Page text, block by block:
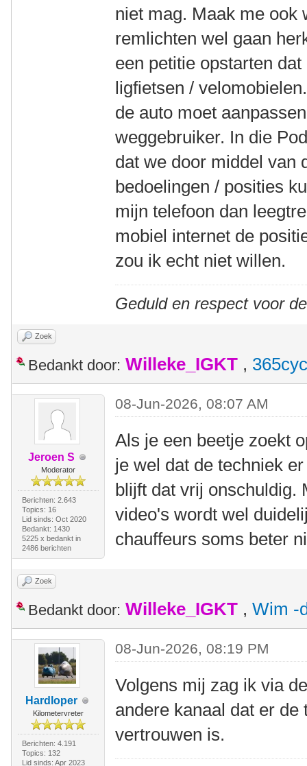
niet mag. Maak me ook
remlichten wel gaan
een petitie opstarten
ligfietsen /
de auto moet
weggebruiker. In die
dat we door middel van
bedoelingen / posities
mijn telefoon dan
mobiel internet de
zou ik echt niet willen.
Geduld en respect voor
Zoek
Bedankt door: Willeke_IGKT ,
Jeroen S
Moderator
Berichten: 2.643
Topics: 16
Lid sinds: Oct 2020
Bedankt: 1430
5225 x bedankt in
2486 berichten
08-Jun-2026, 08:07 AM
Als je een beetje zoekt
je wel dat de techniek
blijft dat vrij onschuldig.
video's wordt wel
chauffeurs soms beter
Zoek
Bedankt door: Willeke_IGKT , Wim -
Hardloper
Kilometervreter
Berichten: 4.191
Topics: 132
Lid sinds: Apr 2023
08-Jun-2026, 08:19 PM
Volgens mij zag ik via
andere kanaal dat er
vertrouwen is.